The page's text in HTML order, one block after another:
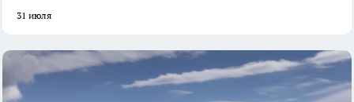
31 июля